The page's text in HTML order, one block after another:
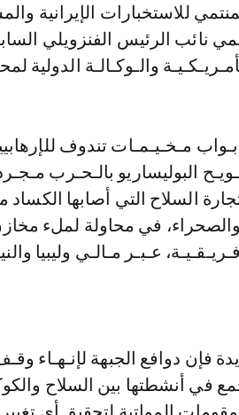
للاستخبارات الإيرانية
نائب الرئيس الفنزويلي
والـوكـالـة الدولية
مـخـيـمـات تندوف
البوليساريو بالـحـرب
السلاح التي أصابها
في محاولة لملء مخازن
عـبـر مـالـي وليبيا
فإن دوافع الجبهة لإنـهـاء وقـف
في أنشطتها بين السلاح